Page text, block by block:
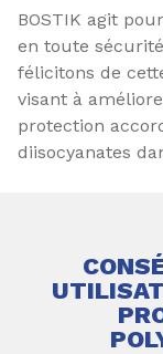
BOSTIK agit
en toute
félicitons de
visant à
protection
diisocyanates